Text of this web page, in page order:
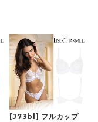
[J73bl] フルカップ